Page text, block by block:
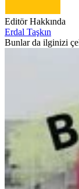
Editör Hakkında
Erdal Taşkın
Bunlar da ilginizi